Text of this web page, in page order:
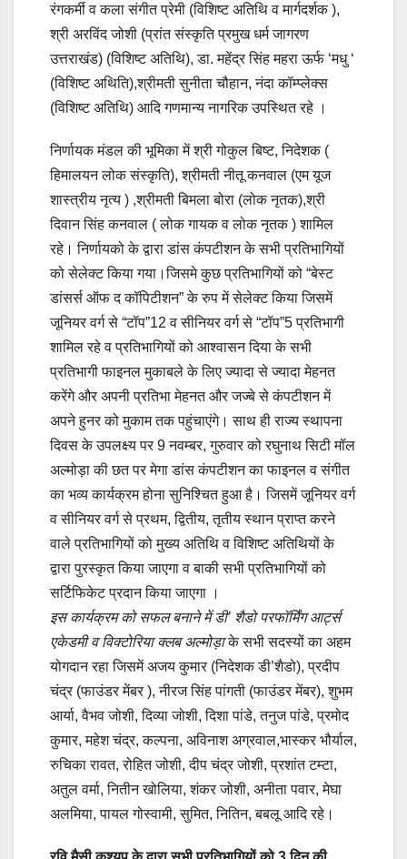
रंगकर्मी व कला संगीत प्रेमी (विशिष्ट अतिथि व मार्गदर्शक ),
श्री अरविंद जोशी (प्रांत संस्कृति प्रमुख धर्म जागरण
उत्तराखंड) (विशिष्ट अतिथि), डा. महेंद्र सिंह महरा ऊर्फ ‘मधु ‘
(विशिष्ट अथिति),श्रीमती सुनीता चौहान, नंदा कॉम्प्लेक्स
(विशिष्ट अतिथि) आदि गणमान्य नागरिक उपस्थित रहे ।
निर्णायक मंडल की भूमिका में श्री गोकुल बिष्ट, निदेशक (
हिमालयन लोक संस्कृति), श्रीमती नीतू कनवाल (एम यूज
शास्त्रीय नृत्य ) ,श्रीमती बिमला बोरा (लोक नृतक),श्री
दिवान सिंह कनवाल ( लोक गायक व लोक नृतक ) शामिल
रहे। निर्णायको के द्वारा डांस कंपटीशन के सभी प्रतिभागियों
को सेलेक्ट किया गया।जिसमे कुछ प्रतिभागियों को “बेस्ट
डांसर्स ऑफ द कॉपिटीशन” के रुप में सेलेक्ट किया जिसमें
जूनियर वर्ग से “टॉप”12 व सीनियर वर्ग से “टॉप”5 प्रतिभागी
शामिल रहे व प्रतिभागियों को आश्वासन दिया के सभी
प्रतिभागी फाइनल मुकाबले के लिए ज्यादा से ज्यादा मेहनत
करेंगे और अपनी प्रतिभा मेहनत और जज्बे से कंपटीशन में
अपने हुनर को मुकाम तक पहुंचाएंगे। साथ ही राज्य स्थापना
दिवस के उपलक्ष्य पर 9 नवम्बर, गुरुवार को रघुनाथ सिटी मॉल
अल्मोड़ा की छत पर मेगा डांस कंपटीशन का फाइनल व संगीत
का भव्य कार्यक्रम होना सुनिश्चित हुआ है। जिसमें जूनियर वर्ग
व सीनियर वर्ग से प्रथम, द्वितीय, तृतीय स्थान प्राप्त करने
वाले प्रतिभागियों को मुख्य अतिथि व विशिष्ट अतिथियों के
द्वारा पुरस्कृत किया जाएगा व बाकी सभी प्रतिभागियों को
सर्टिफिकेट प्रदान किया जाएगा ।
इस कार्यक्रम को सफल बनाने में डी’ शैडो परफॉर्मिंग आर्ट्स
एकेडमी व विक्टोरिया क्लब अल्मोड़ाके सभी सदस्यों का अहम
योगदान रहा जिसमें अजय कुमार (निदेशक डी’शैडो), प्रदीप
चंद्र (फाउंडर मेंबर ), नीरज सिंह पांगती (फाउंडर मेंबर), शुभम
आर्या, वैभव जोशी, दिव्या जोशी, दिशा पांडे, तनुज पांडे, प्रमोद
कुमार, महेश चंद्र, कल्पना, अविनाश अग्रवाल,भास्कर भौर्याल,
रुचिका रावत, रोहित जोशी, दीप चंद्र जोशी, प्रशांत टम्टा,
अतुल वर्मा, नितीन खोलिया, शंकर जोशी, अनीता पवार, मेघा
अलमिया, पायल गोस्वामी, सुमित, नितिन, बबलू आदि रहे।